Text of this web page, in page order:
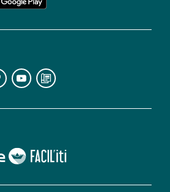
lien vers Faciliti
sociaux lien vers l'espace réseaux sociaux lien vers le blog la redoute